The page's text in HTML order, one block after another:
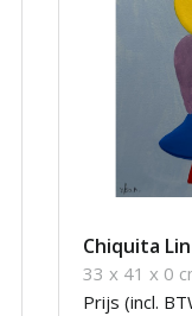
Chiquita
33 x 41 x 0
Prijs (incl.